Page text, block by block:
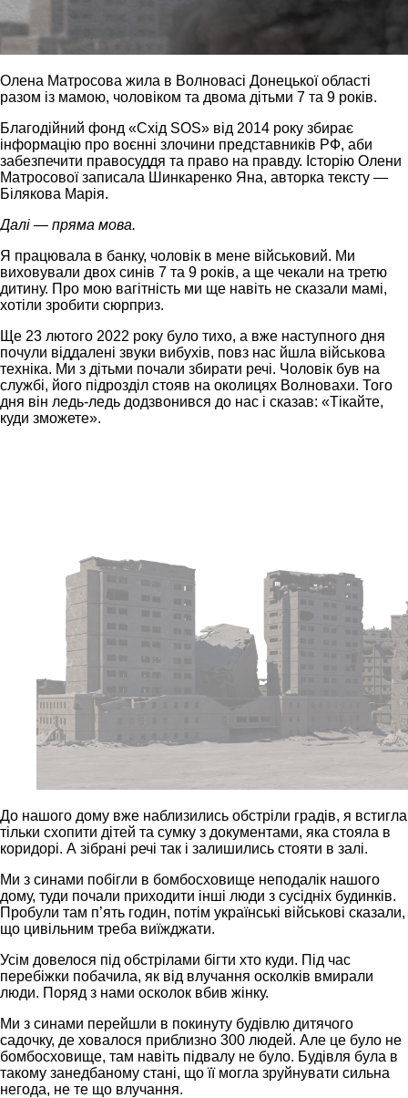
Олена Матросова жила в Волновасі Донецької області
разом із мамою, чоловіком та двома дітьми 7 та 9 років.
Благодійний фонд «Схід SOS» від 2014 року збирає
інформацію про воєнні злочини представників РФ, аби
забезпечити правосуддя та право на правду. Історію Олени
Матросової записала Шинкаренко Яна, авторка тексту —
Білякова Марія.
Далі — пряма мова.
Я працювала в банку, чоловік в мене військовий. Ми
виховували двох синів 7 та 9 років, а ще чекали на третю
дитину. Про мою вагітність ми ще навіть не сказали мамі,
хотіли зробити сюрприз.
Ще 23 лютого 2022 року було тихо, а вже наступного дня
почули віддалені звуки вибухів, повз нас йшла військова
техніка. Ми з дітьми почали збирати речі. Чоловік був на
службі, його підрозділ стояв на околицях Волновахи. Того
дня він ледь-ледь додзвонився до нас і сказав: «Тікайте,
куди зможете».
До нашого дому вже наблизились обстріли градів, я встигла
тільки схопити дітей та сумку з документами, яка стояла в
коридорі. А зібрані речі так і залишились стояти в залі.
Ми з синами побігли в бомбосховище неподалік нашого
дому, туди почали приходити інші люди з сусідніх будинків.
Пробули там п’ять годин, потім українські військові сказали,
що цивільним треба виїжджати.
Усім довелося під обстрілами бігти хто куди. Під час
перебіжки побачила, як від влучання осколків вмирали
люди. Поряд з нами осколок вбив жінку.
Ми з синами перейшли в покинуту будівлю дитячого
садочку, де ховалося приблизно 300 людей. Але це було не
бомбосховище, там навіть підвалу не було. Будівля була в
такому занедбаному стані, що її могла зруйнувати сильна
негода, не те що влучання.